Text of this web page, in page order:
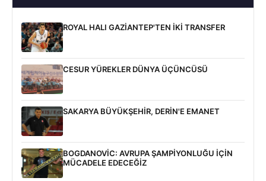
ROYAL HALI GAZİANTEP'TEN İKİ TRANSFER
CESUR YÜREKLER DÜNYA ÜÇÜNCÜSÜ
SAKARYA BÜYÜKŞEHİR, DERİN'E EMANET
BOGDANOVİC: AVRUPA ŞAMPİYONLUĞU İÇİN
MÜCADELE EDECEĞİZ